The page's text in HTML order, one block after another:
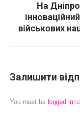
На
військових
Залишити
You must be logged in